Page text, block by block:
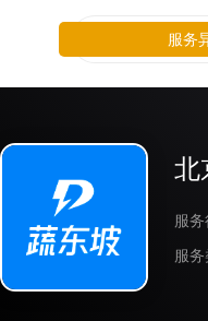
北
服
服
服务